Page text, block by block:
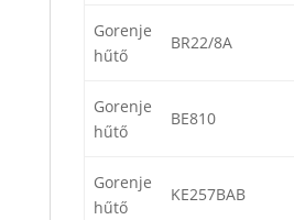
Gorenje
hűtő
BR22/8A
Gorenje
hűtő
BE810
Gorenje
hűtő
KE257BAB